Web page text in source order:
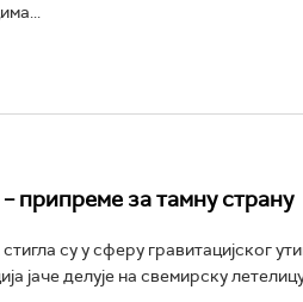
припреме за тамну страну
су у сферу гравитацијског
јаче делује на свемирску